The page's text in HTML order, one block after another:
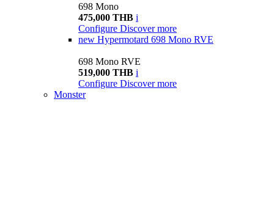
698 Mono
475,000 THB i
Configure Discover more
new Hypermotard 698 Mono RVE
698 Mono RVE
519,000 THB i
Configure Discover more
Monster